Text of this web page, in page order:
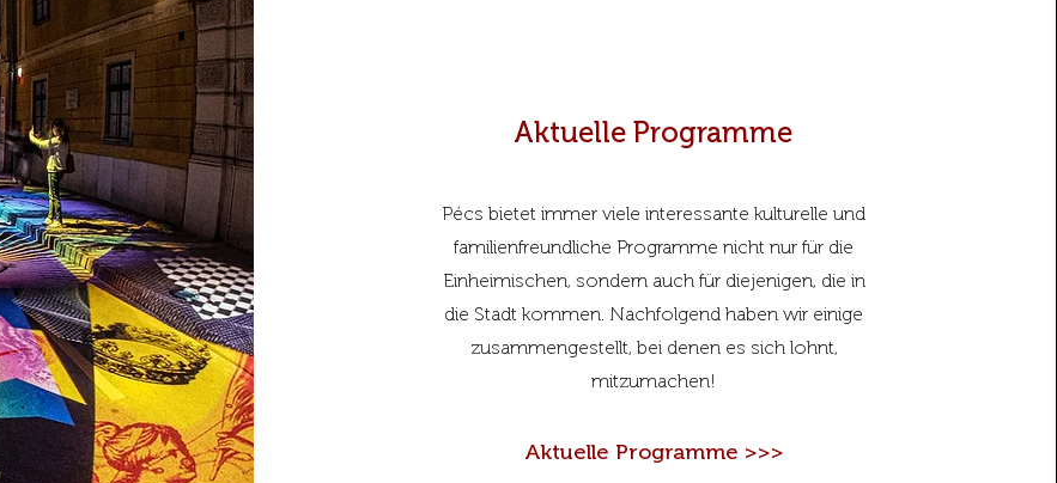
Aktuelle Programme
Pécs bietet immer viele interessante kulturelle und
familienfreundliche Programme nicht nur für die
Einheimischen, sondern auch für diejenigen, die in
die Stadt kommen. Nachfolgend haben wir einige
zusammengestellt, bei denen es sich lohnt,
mitzumachen!
Aktuelle Programme >>>